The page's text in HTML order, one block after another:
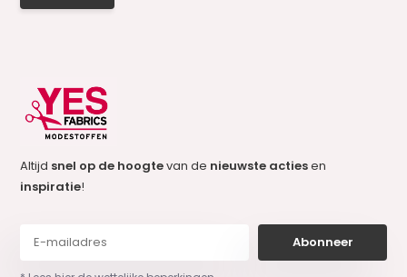
Altijd snel op de hoogtevan de nieuwste actiesen
inspiratie!
Abonneer